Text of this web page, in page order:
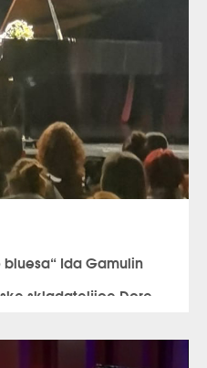
Ida Gamulin
skladateljice Dore